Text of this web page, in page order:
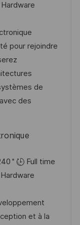
Hardware
pour rejoindre
de
des
Full time
Hardware
et à la